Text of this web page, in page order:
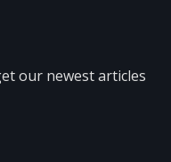
our newest articles